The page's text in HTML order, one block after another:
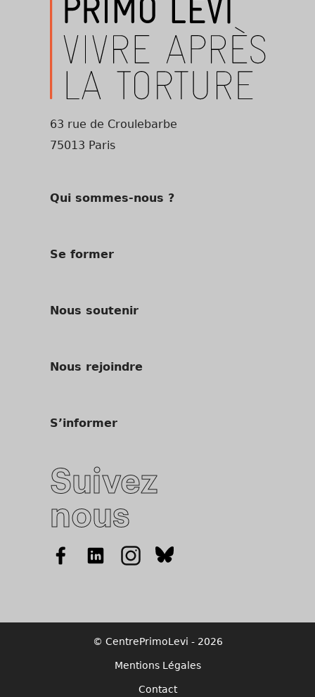
63 rue de Croulebarbe
75013 Paris
Qui sommes-nous ?
Se former
Nous soutenir
Nous rejoindre
S’informer
Suivez
nous
© CentrePrimoLevi - 2026
Mentions Légales
Contact